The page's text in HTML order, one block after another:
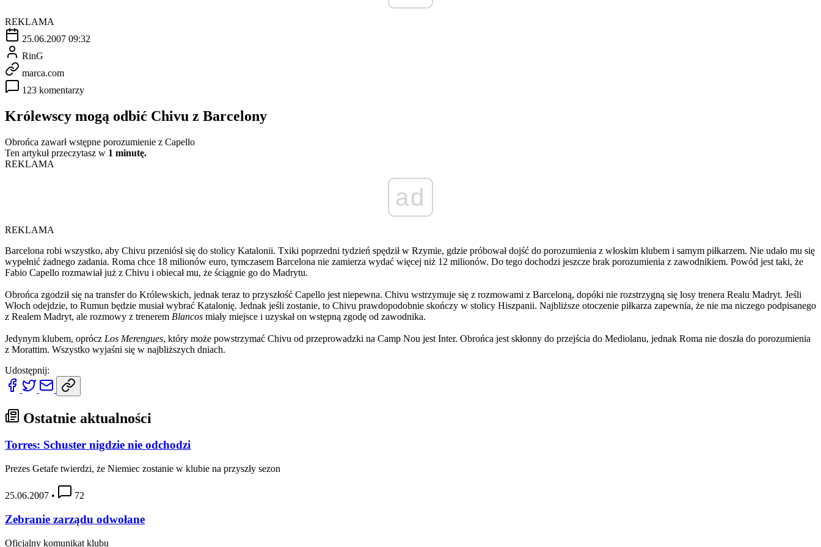
REKLAMA
25.06.2007 09:32
RinG
marca.com
123 komentarzy
Królewscy mogą odbić Chivu z Barcelony
Obrońca zawarł wstępne porozumienie z Capello
Ten artykuł przeczytasz w 1 minutę.
REKLAMA
ad
REKLAMA
Barcelona robi wszystko, aby Chivu przeniósł się do stolicy Katalonii. Txiki poprzedni tydzień spędził w Rzymie, gdzie próbował dojść do porozumienia z włoskim klubem i samym piłkarzem. Nie udało mu się
wypełnić żadnego zadania. Roma chce 18 milionów euro, tymczasem Barcelona nie zamierza wydać więcej niż 12 milionów. Do tego dochodzi jeszcze brak porozumienia z zawodnikiem. Powód jest taki, że
Fabio Capello rozmawiał już z Chivu i obiecał mu, że ściągnie go do Madrytu.
Obrońca zgodził się na transfer do Królewskich, jednak teraz to przyszłość Capello jest niepewna. Chivu wstrzymuje się z rozmowami z Barceloną, dopóki nie rozstrzygną się losy trenera Realu Madryt. Jeśli
Włoch odejdzie, to Rumun będzie musiał wybrać Katalonię. Jednak jeśli zostanie, to Chivu prawdopodobnie skończy w stolicy Hiszpanii. Najbliższe otoczenie piłkarza zapewnia, że nie ma niczego podpisanego
z Realem Madryt, ale rozmowy z trenerem Blancos miały miejsce i uzyskał on wstępną zgodę od zawodnika.
Jedynym klubem, oprócz Los Merengues, który może powstrzymać Chivu od przeprowadzki na Camp Nou jest Inter. Obrońca jest skłonny do przejścia do Mediolanu, jednak Roma nie doszła do porozumienia
z Morattim. Wszystko wyjaśni się w najbliższych dniach.
Udostępnij:
Ostatnie aktualności
Torres: Schuster nigdzie nie odchodzi
Prezes Getafe twierdzi, że Niemiec zostanie w klubie na przyszły sezon
25.06.2007 • 72
Zebranie zarządu odwołane
Oficjalny komunikat klubu